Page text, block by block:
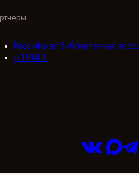
Российская библиотечная
///ТРАКТ